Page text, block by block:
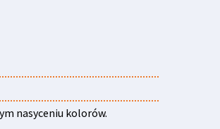
nasyceniu kolorów.